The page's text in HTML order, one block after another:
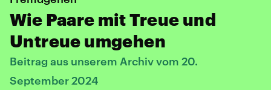
Wie Paare mit Treue und
Untreue umgehen
Beitrag aus unserem Archiv vom 20.
September 2024